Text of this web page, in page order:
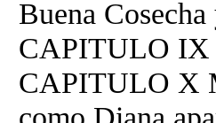
Buena
CAPITULO IX
CAPITULO X